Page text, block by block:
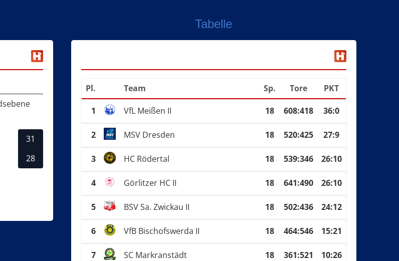
31
28
Tabelle
Pl. Team Sp. Tore PKT
1 VfL Meißen II 18 608:418 36:0
2 MSV Dresden 18 520:425 27:9
3 HC Rödertal 18 539:346 26:10
4 Görlitzer HC II 18 641:490 26:10
5 BSV Sa. Zwickau II 18 502:436 24:12
6 VfB Bischofswerda II 18 464:546 15:21
7 SC Markranstädt 18 361:521 10:26